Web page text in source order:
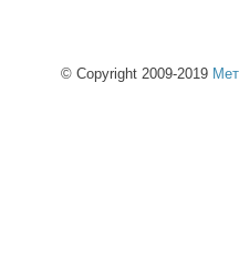
© Copyright 2009-2019